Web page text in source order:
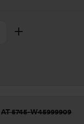
AT 5745-W45999909